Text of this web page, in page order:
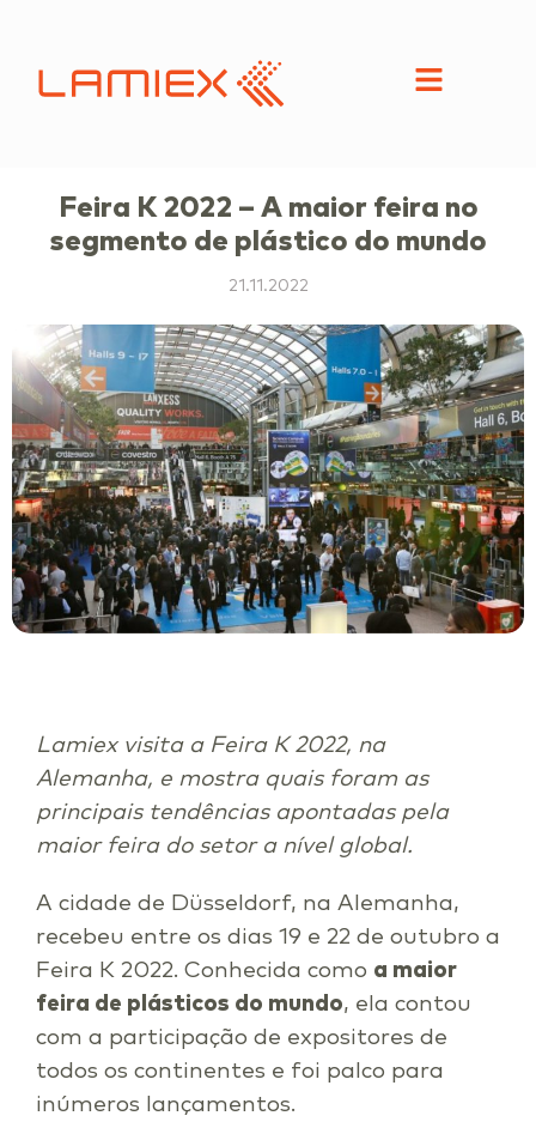
Feira K 2022 – A maior feira no
segmento de plástico do mundo
21.11.2022
Lamiex visita a Feira K 2022, na
Alemanha, e mostra quais foram as
principais tendências apontadas pela
maior feira do setor a nível global.
A cidade de Düsseldorf, na Alemanha,
recebeu entre os dias 19 e 22 de outubro a
Feira K 2022. Conhecida como a maior
feira de plásticos do mundo, ela contou
com a participação de expositores de
todos os continentes e foi palco para
inúmeros lançamentos.